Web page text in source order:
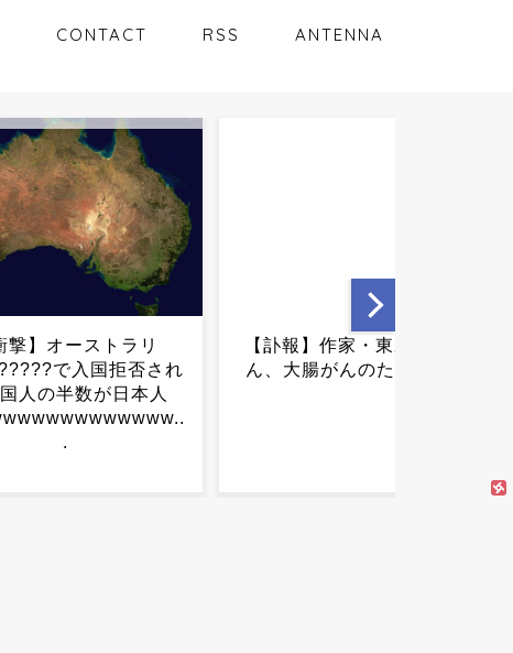
CONTACT RSS ANTENNA
】作家・東野圭吾さ
腸がんのためﾀﾋ去...
山本美月、雰囲気一変の姿
に反響 「アレ！？ちょっ